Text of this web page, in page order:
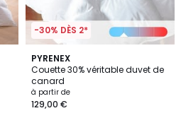
-30% DÈS 2*
PYRENEX
Couette 30% véritable duvet de
canard
à partir de
129,00 €
4,5
/ 5